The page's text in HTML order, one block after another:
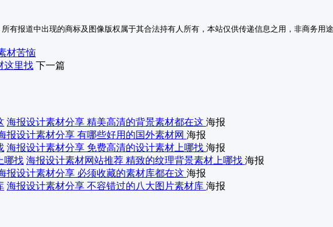
有报道中出现的商标及图像版权属于其合法持有人所有，本站仅供传递信息之用，非商务
材苦恼
这里找 下一篇
海报设计素材分享 精美高清的背景素材都在这 海报
报设计素材分享 有哪些好用的国外素材网 海报
海报设计素材分享 免费高清的设计素材上哪找 海报
海报设计素材网站推荐 精致的纹理背景素材上哪找 海报
报设计素材分享 必须收藏的素材库都在这 海报
海报设计素材分享 不容错过的八大图片素材库 海报